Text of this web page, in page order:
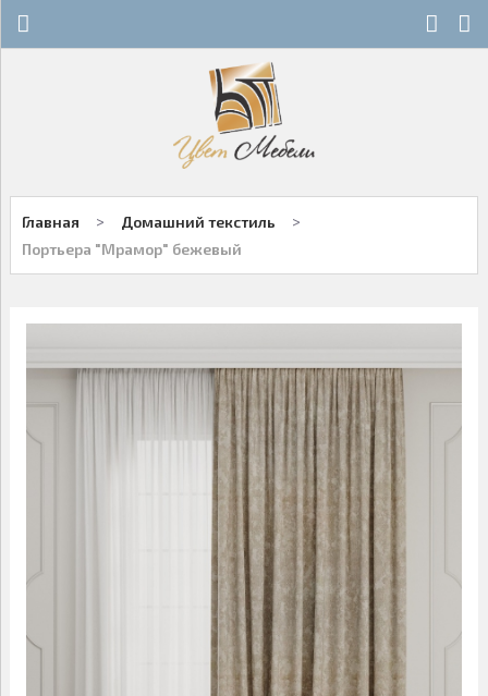
КОНТАКТЫ
Многоканальный
Написать нам
Заказы принимаются
09.00-18.00
ДЕРЕВЯННЫЕ СТОЛЫ
ОБЕДЕННЫЕ ГРУППЫ
СТУЛЬЯ НА МЕТАЛЛОКАРКАСЕ
ДЕРЕВЯННЫЕ СТУЛЬЯ
Главная > Домашний текстиль >
Портьера "Мрамор" бежевый